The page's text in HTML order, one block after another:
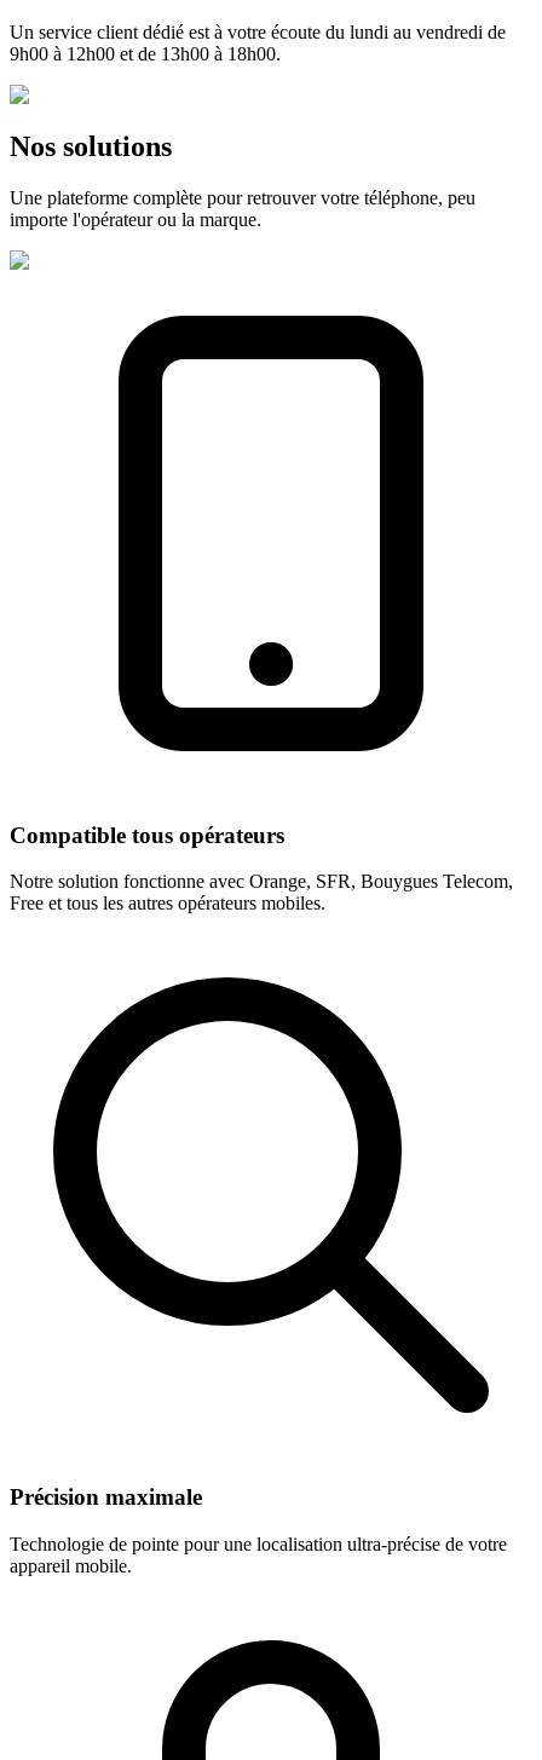
Un service client dédié est à votre écoute du lundi au vendredi de
9h00 à 12h00 et de 13h00 à 18h00.
Nos solutions
Une plateforme complète pour retrouver votre téléphone, peu
importe l'opérateur ou la marque.
Compatible tous opérateurs
Notre solution fonctionne avec Orange, SFR, Bouygues Telecom,
Free et tous les autres opérateurs mobiles.
Précision maximale
Technologie de pointe pour une localisation ultra-précise de votre
appareil mobile.